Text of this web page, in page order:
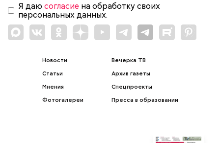
Я даю согласие на обработку своих
персональных данных.
Новости
Статьи
Мнения
Фотогалереи
Вечерка ТВ
Архив газеты
Спецпроекты
Пресса в образовании